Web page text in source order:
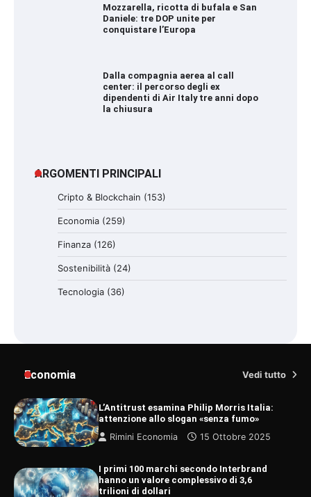
Mozzarella, ricotta di bufala e San
Daniele: tre DOP unite per
conquistare l’Europa
Dalla compagnia aerea al call
center: il percorso degli ex
dipendenti di Air Italy tre anni dopo
la chiusura
ARGOMENTI PRINCIPALI
Cripto & Blockchain (153)
Economia (259)
Finanza (126)
Sostenibilità (24)
Tecnologia (36)
Economia Vedi tutto
L’Antitrust esamina Philip Morris Italia:
attenzione allo slogan «senza fumo»
Rimini Economia
15 Ottobre 2025
I primi 100 marchi secondo Interbrand
hanno un valore complessivo di 3,6
trilioni di dollari